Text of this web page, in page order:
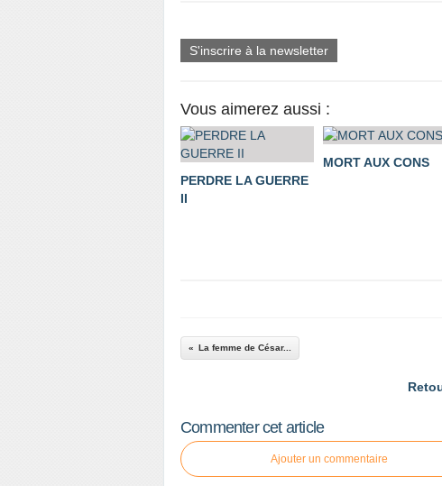
S'inscrire à la newsletter
Vous aimerez aussi :
PERDRE LA GUERRE
II
MORT AUX CONS
La femme de César...
Commenter cet article
Ajouter un commentaire